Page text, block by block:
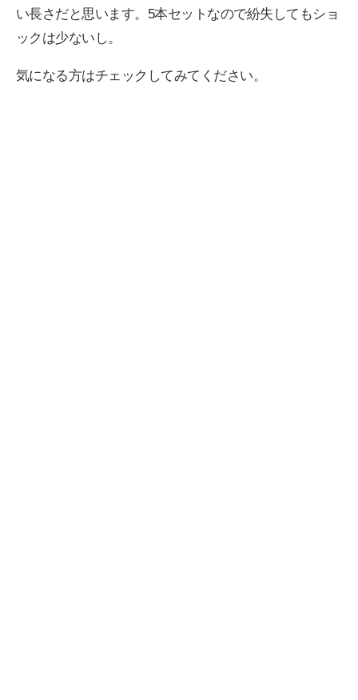
い長さだと思います。5本セットなので紛失してもショ
ックは少ないし。
気になる方はチェックしてみてください。